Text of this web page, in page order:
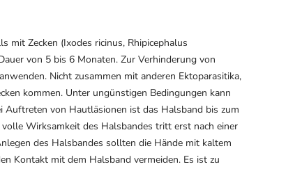
Zecken (Ixodes ricinus, Rhipicephalus
von 5 bis 6 Monaten. Zur Verhinderung von
Nicht zusammen mit anderen Ektoparasitika,
kommen. Unter ungünstigen Bedingungen kann
Auftreten von Hautläsionen ist das Halsband bis zum
Wirksamkeit des Halsbandes tritt erst nach einer
des Halsbandes sollten die Hände mit kaltem
Kontakt mit dem Halsband vermeiden. Es ist zu